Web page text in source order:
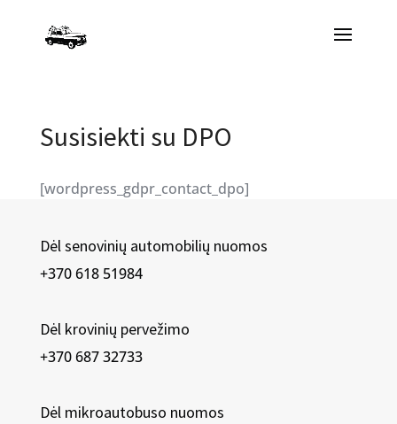
Susisiekti su DPO
[wordpress_gdpr_contact_dpo]
Dėl senovinių automobilių nuomos
+370 618 51984
Dėl krovinių pervežimo
+370 687 32733
Dėl mikroautobuso nuomos